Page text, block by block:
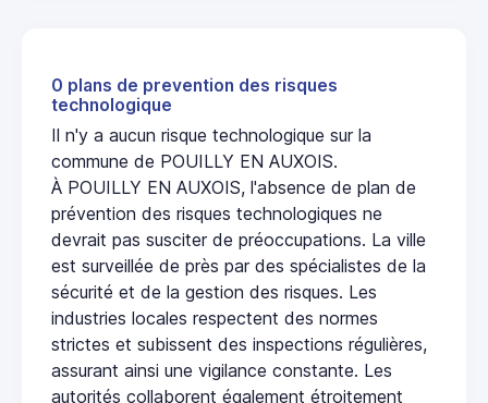
0 plans de prevention des risques
technologique
Il n'y a aucun risque technologique sur la
commune de POUILLY EN AUXOIS.
À POUILLY EN AUXOIS, l'absence de plan de
prévention des risques technologiques ne
devrait pas susciter de préoccupations. La ville
est surveillée de près par des spécialistes de la
sécurité et de la gestion des risques. Les
industries locales respectent des normes
strictes et subissent des inspections régulières,
assurant ainsi une vigilance constante. Les
autorités collaborent également étroitement